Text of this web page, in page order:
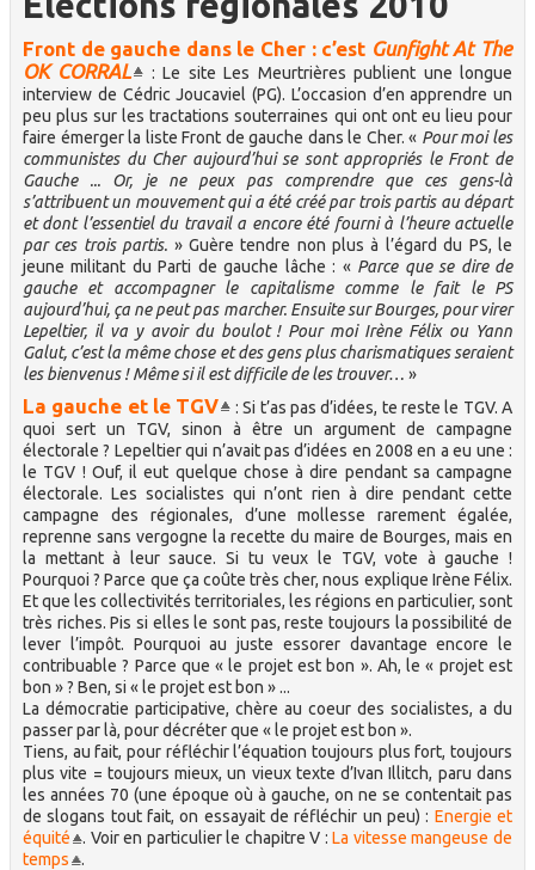
Front de gauche dans le Cher : c’est Gunfight At The
OK CORRAL
: Le site Les Meurtrières publient une longue
interview de Cédric Joucaviel (PG). L’occasion d’en apprendre un
peu plus sur les tractations souterraines qui ont ont eu lieu pour
faire émerger la liste Front de gauche dans le Cher. « Pour moi les
communistes du Cher aujourd’hui se sont appropriés le Front de
Gauche ... Or, je ne peux pas comprendre que ces gens-là
s’attribuent un mouvement qui a été créé par trois partis au départ
et dont l’essentiel du travail a encore été fourni à l’heure actuelle
par ces trois partis. » Guère tendre non plus à l’égard du PS, le
jeune militant du Parti de gauche lâche : « Parce que se dire de
gauche et accompagner le capitalisme comme le fait le PS
aujourd’hui, ça ne peut pas marcher. Ensuite sur Bourges, pour virer
Lepeltier, il va y avoir du boulot ! Pour moi Irène Félix ou Yann
Galut, c’est la même chose et des gens plus charismatiques seraient
les bienvenus ! Même si il est difficile de les trouver… »
La gauche et le TGV
: Si t’as pas d’idées, te reste le TGV. A
quoi sert un TGV, sinon à être un argument de campagne
électorale ? Lepeltier qui n’avait pas d’idées en 2008 en a eu une :
le TGV ! Ouf, il eut quelque chose à dire pendant sa campagne
électorale. Les socialistes qui n’ont rien à dire pendant cette
campagne des régionales, d’une mollesse rarement égalée,
reprenne sans vergogne la recette du maire de Bourges, mais en
la mettant à leur sauce. Si tu veux le TGV, vote à gauche !
Pourquoi ? Parce que ça coûte très cher, nous explique Irène Félix.
Et que les collectivités territoriales, les régions en particulier, sont
très riches. Pis si elles le sont pas, reste toujours la possibilité de
lever l’impôt. Pourquoi au juste essorer davantage encore le
contribuable ? Parce que « le projet est bon ». Ah, le « projet est
bon » ? Ben, si « le projet est bon » ...
La démocratie participative, chère au coeur des socialistes, a du
passer par là, pour décréter que « le projet est bon ».
Tiens, au fait, pour réfléchir l’équation toujours plus fort, toujours
plus vite = toujours mieux, un vieux texte d’Ivan Illitch, paru dans
les années 70 (une époque où à gauche, on ne se contentait pas
de slogans tout fait, on essayait de réfléchir un peu) : Energie et
équité
. Voir en particulier le chapitre V :La vitesse mangeuse de
temps
.